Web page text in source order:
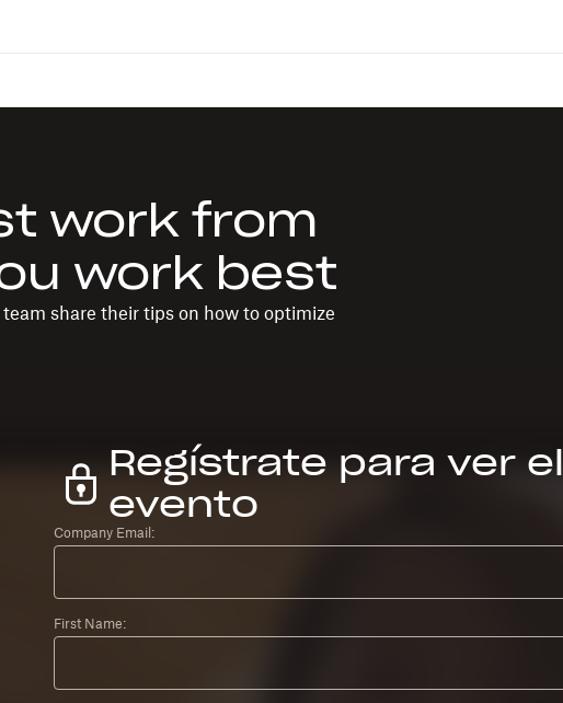
work from
work best
share their tips on how to optimize
Regístrate para ver el
evento
Company Email:
First Name: